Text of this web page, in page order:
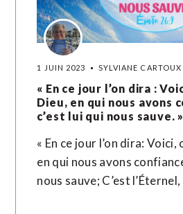
1 JUIN 2023 SYLVIANE CARTOUX
« En ce jour l’on dira :
Dieu, en qui nous avons
c’est lui qui nous sauve.
« En ce jour l’on dira: Voici,
en qui nous avons
nous sauve; C’est